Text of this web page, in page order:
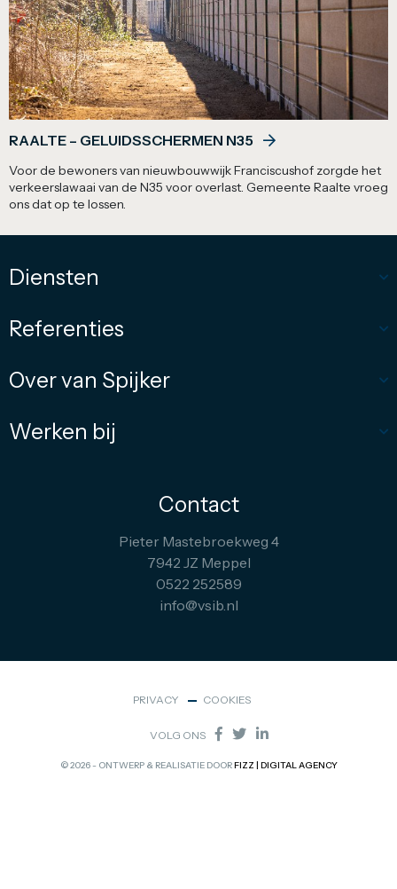
RAALTE – GELUIDSSCHERMEN N35
Voor de bewoners van nieuwbouwwijk Franciscushof zorgde het
verkeerslawaai van de N35 voor overlast. Gemeente Raalte vroeg
ons dat op te lossen.
Diensten
Referenties
Over van Spijker
Werken bij
Contact
Pieter Mastebroekweg 4
7942 JZ Meppel
0522 252589
info@vsib.nl
© 2026 - ONTWERP & REALISATIE DOORFIZZ | DIGITAL AGENCY
PRIVACY COOKIES
VOLG ONS